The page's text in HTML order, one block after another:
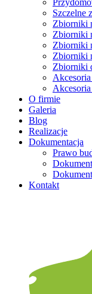
Szczelne
Zbiorniki
Zbiorniki
Zbiorniki
Zbiorniki
Zbiorniki
O firmie
Galeria
Blog
Realizacje
Dokumentacja
Prawo
Kontakt